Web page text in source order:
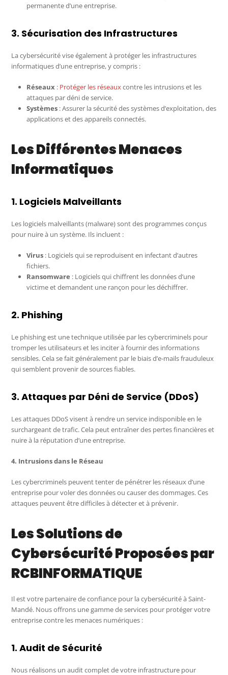
permanente d’une entreprise.
3. Sécurisation des Infrastructures
La cybersécurité vise également à protéger les infrastructures
informatiques d’une entreprise, y compris :
Réseaux : Protéger les réseauxcontre les intrusions et les
attaques par déni de service.
Systèmes : Assurer la sécurité des systèmes d’exploitation, des
applications et des appareils connectés.
Les Différentes Menaces
Informatiques
1. Logiciels Malveillants
Les logiciels malveillants (malware) sont des programmes conçus
pour nuire à un système. Ils incluent :
Virus : Logiciels qui se reproduisent en infectant d’autres
fichiers.
Ransomware : Logiciels qui chiffrent les données d’une
victime et demandent une rançon pour les déchiffrer.
2. Phishing
Le phishing est une technique utilisée par les cybercriminels pour
tromper les utilisateurs et les inciter à fournir des informations
sensibles. Cela se fait généralement par le biais d’e-mails frauduleux
qui semblent provenir de sources fiables.
3. Attaques par Déni de Service (DDoS)
Les attaques DDoS visent à rendre un service indisponible en le
surchargeant de trafic. Cela peut entraîner des pertes financières et
nuire à la réputation d’une entreprise.
4. Intrusions dans le Réseau
Les cybercriminels peuvent tenter de pénétrer les réseaux d’une
entreprise pour voler des données ou causer des dommages. Ces
attaques peuvent être difficiles à détecter et à prévenir.
Les Solutions de
Cybersécurité Proposées par
RCBINFORMATIQUE
Il est votre partenaire de confiance pour la cybersécurité à Saint-
Mandé. Nous offrons une gamme de services pour protéger votre
entreprise contre les menaces numériques :
1. Audit de Sécurité
Nous réalisons un audit complet de votre infrastructure pour